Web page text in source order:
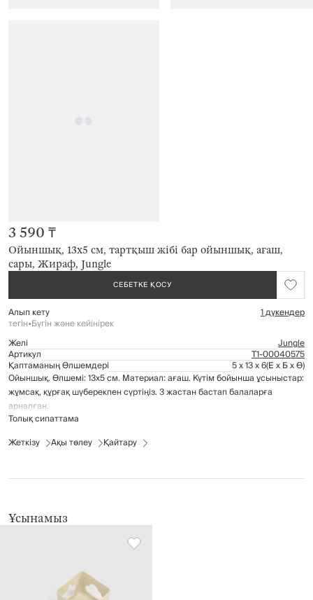
Ойыншық, 13х5 см, тартқыш жібі бар ойыншық, ағаш,
сары, Жираф, Jungle
3 590 ₸
СЕБЕТКЕ ҚОСУ
Алып кету 1 дүкендер
тегін•Бүгін және кейінірек
Желі
Jungle
Артикул Т1-00040575
Қаптаманың Өлшемдері 5 x 13 x 6(Е x Б x Ө)
Ойыншық. Өлшемі: 13х5 см. Материал: ағаш. Күтім бойынша ұсыныстар:
жұмсақ, құрғақ шүберекпен сүртіңіз. 3 жастан бастап балаларға
арналған.
Толық сипаттама
Жеткізу
Ақы төлеу Қайтару
Ұсынамыз